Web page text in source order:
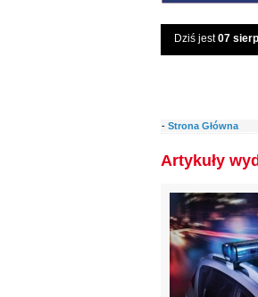
Dziś jest07
- Strona Główna
Artykuły